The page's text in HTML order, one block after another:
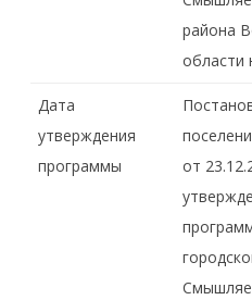
района
области
Дата
утверждения
программы
от